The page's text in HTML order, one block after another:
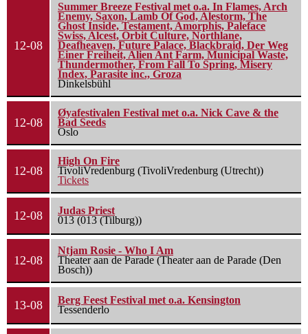
12-08
Summer Breeze Festival met o.a. In Flames, Arch
Enemy, Saxon, Lamb Of God, Alestorm, The
Ghost Inside, Testament, Amorphis, Paleface
Swiss, Alcest, Orbit Culture, Northlane,
Deafheaven, Future Palace, Blackbraid, Der Weg
Einer Freiheit, Alien Ant Farm, Municipal Waste,
Thundermother, From Fall To Spring, Misery
Index, Parasite inc., Groza
Dinkelsbühl
12-08
Øyafestivalen Festival met o.a. Nick Cave & the
Bad Seeds
Oslo
12-08
High On Fire
TivoliVredenburg (TivoliVredenburg (Utrecht))
Tickets
12-08
Judas Priest
013 (013 (Tilburg))
12-08
Ntjam Rosie - Who I Am
Theater aan de Parade (Theater aan de Parade (Den
Bosch))
13-08
Berg Feest Festival met o.a. Kensington
Tessenderlo